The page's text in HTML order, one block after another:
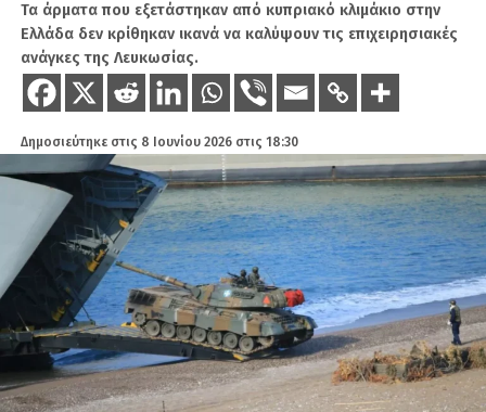
Τα άρματα που εξετάστηκαν από κυπριακό κλιμάκιο στην
Ελλάδα δεν κρίθηκαν ικανά να καλύψουν τις επιχειρησιακές
ανάγκες της Λευκωσίας.
Δημοσιεύτηκε στις 8 Ιουνίου 2026 στις 18:30